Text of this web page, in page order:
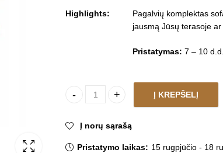
Highlights:
Pagalvių komplektas
jausmą Jūsų terasoje ar
Pristatymas: 7 – 10 d.d.
Pagalvių komplektas sofai iš palečių
Į KREPŠELĮ
Į norų sąrašą
Pristatymo laikas: 15 rugpjūčio - 18